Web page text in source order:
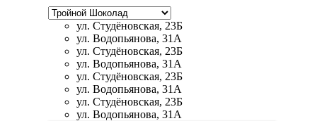
ул. Студёновская, 23Б
ул. Водопьянова, 31А
ул. Студёновская, 23Б
ул. Водопьянова, 31А
ул. Студёновская, 23Б
ул. Водопьянова, 31А
ул. Студёновская, 23Б
ул. Водопьянова, 31А